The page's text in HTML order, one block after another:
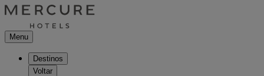
Menu
Destinos
Voltar